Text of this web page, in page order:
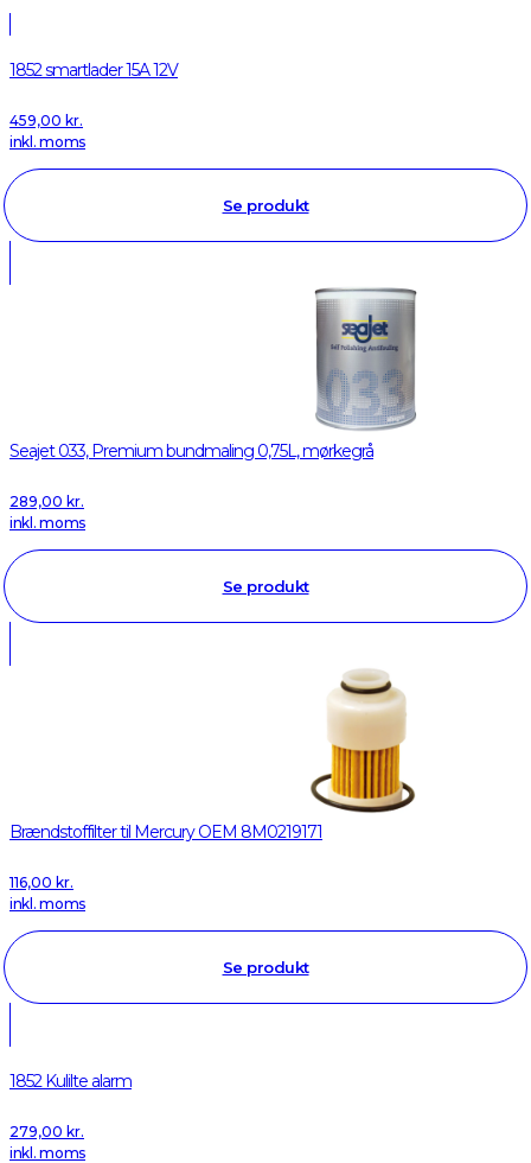
1852 smartlader 15A 12V
459,00 kr.
inkl. moms
Se produkt
Seajet 033, Premium bundmaling 0,75L, mørkegrå
289,00 kr.
inkl. moms
Se produkt
Brændstoffilter til Mercury OEM 8M0219171
116,00 kr.
inkl. moms
Se produkt
1852 Kulilte alarm
279,00 kr.
inkl. moms